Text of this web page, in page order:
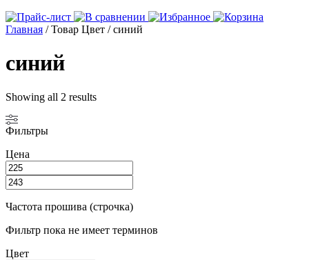
Главная / Товар Цвет / синий
синий
Showing all 2 results
Фильтры
Цена
Частота прошива (строчка)
Фильтр пока не имеет терминов
Цвет